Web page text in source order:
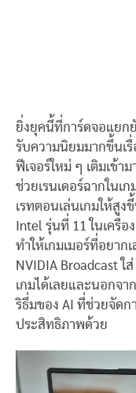
ยิ่งยุคนี้ที่การ์ดจอแยก
รับความนิยมมากขึ้นเรื่
ฟีเจอร์ใหม่ ๆ เติมเข้า
ช่วยเรนเดอร์ฉากในเ
เรทตอนเล่นเกมให้สูง
Intel รุ่นที่ 11 ในเครื่อ
ทำให้เกมเมอร์ที่อยาก
NVIDIA Broadcast ใ
เกมได้เลยและนอกจา
ริธึ่มของ AI ที่ช่วยจัดก
ประสิทธิภาพด้วย